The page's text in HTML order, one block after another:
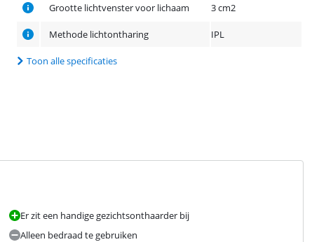
Grootte lichtvenster voor lichaam 3 cm2
Methode lichtontharing IPL
Toon alle specificaties
Er zit een handige gezichtsonthaarder bij
Alleen bedraad te gebruiken